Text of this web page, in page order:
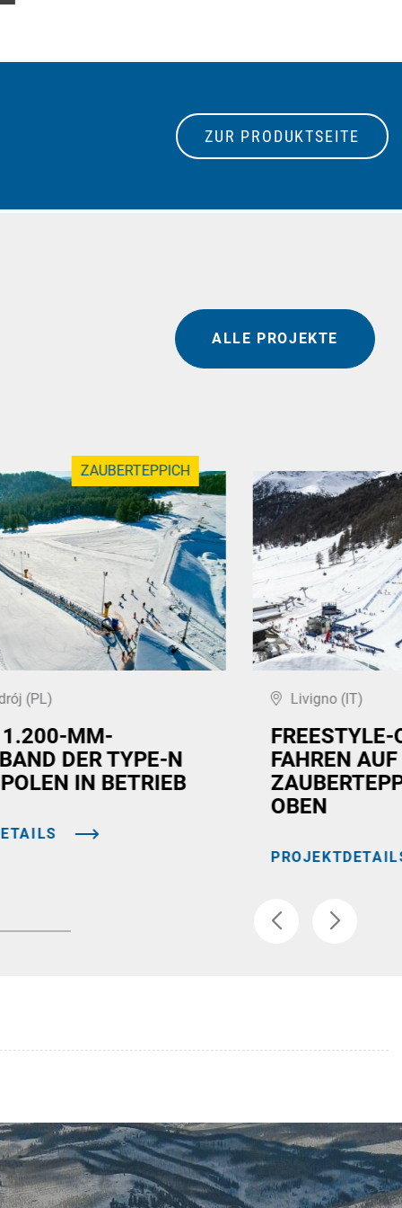
ZUR PRODUKTSEITE
ALLE PROJEKTE
ZAUBERTEPPICH
(PL)
1.200-MM-
DER TYPE-N
IN BETRIEB
Livigno (IT)
FAHREN
OBEN